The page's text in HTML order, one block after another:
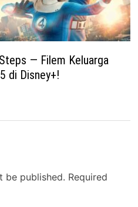
— Filem Keluarga
di Disney+!
be published. Required